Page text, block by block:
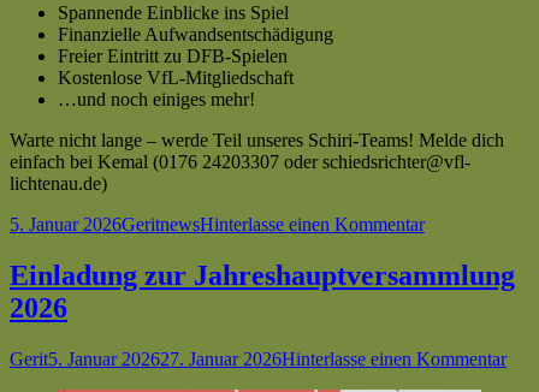
Spannende Einblicke ins Spiel
Finanzielle Aufwandsentschädigung
Freier Eintritt zu DFB-Spielen
Kostenlose VfL-Mitgliedschaft
…und noch einiges mehr!
Warte nicht lange – werde Teil unseres Schiri-Teams! Melde dich
einfach bei Kemal (0176 24203307 oder schiedsrichter@vfl-
lichtenau.de)
Veröffentlicht
5. Januar 2026Autor
GeritKategorien
newsHinterlasse einen Kommentarzu
kein
Werde
Schiri!
Einladung zur Jahreshauptversammlung
2026
Autor
GeritVeröffentlicht
5. Januar 202627. Januar 2026Hinterlasse einen Kommentarzu